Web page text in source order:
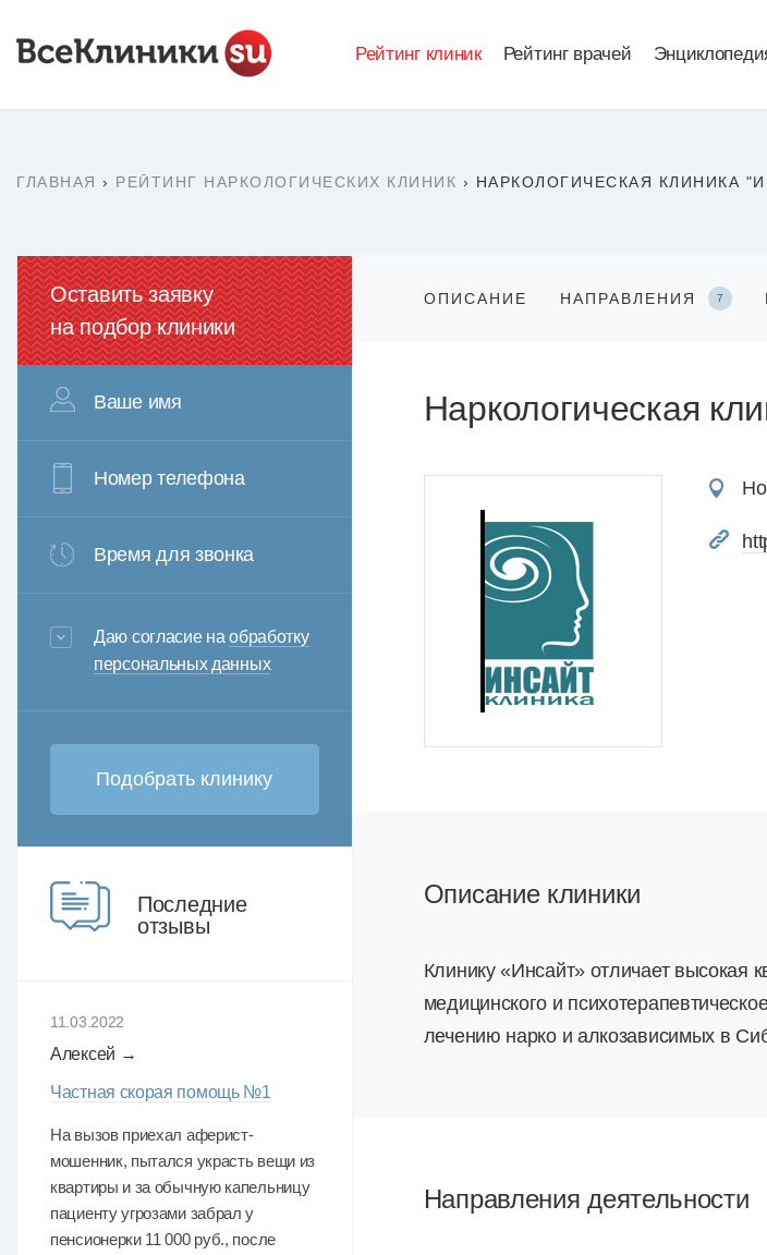
Рейтинг клиник Рейтинг врачей
ГЛАВНАЯ › РЕЙТИНГ НАРКОЛОГИЧЕСКИХ КЛИНИК › НАРКОЛОГИЧЕСКАЯ КЛИНИКА
ОПИСАНИЕ НАПРАВЛЕНИЯ 7
Наркологическая
Описание клиники
Клинику «Инсайт» отличает
медицинского и
лечению нарко и алкозависимых в
Направления деятельности
Оставить заявку
на подбор клиники
Ваше имя
Номер телефона
Время для звонка
3+6=
Даю согласие наобработку
персональных данных
Последние
отзывы
11.03.2022
Алексей →
Частная скорая помощь №1
На вызов приехал аферист-
мошенник, пытался украсть вещи из
квартиры и за обычную капельницу
пациенту угрозами забрал у
пенсионерки 11 000 руб., после